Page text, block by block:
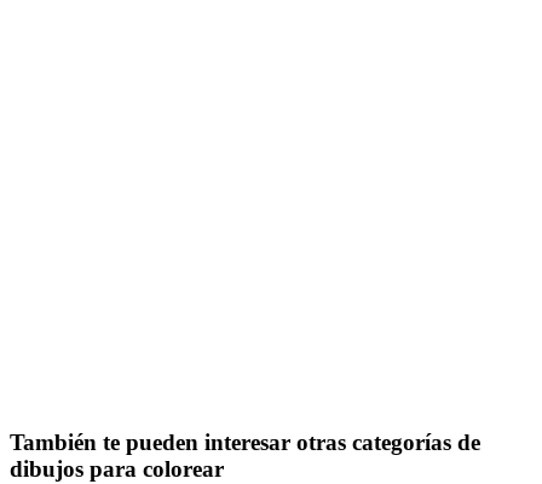
También te pueden interesar otras categorías de
dibujos para colorear